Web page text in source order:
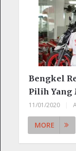
Bengkel
Pilih Yang
11/01/2020
MORE